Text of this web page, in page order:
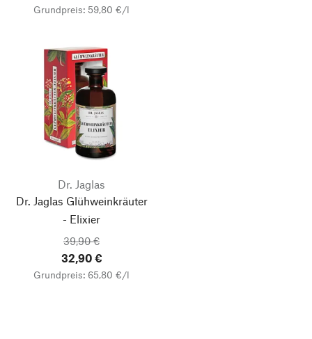
Grundpreis: 59,80 €/l
Dr. Jaglas
Dr. Jaglas Glühweinkräuter
- Elixier
39,90 €
32,90 €
Grundpreis: 65,80 €/l